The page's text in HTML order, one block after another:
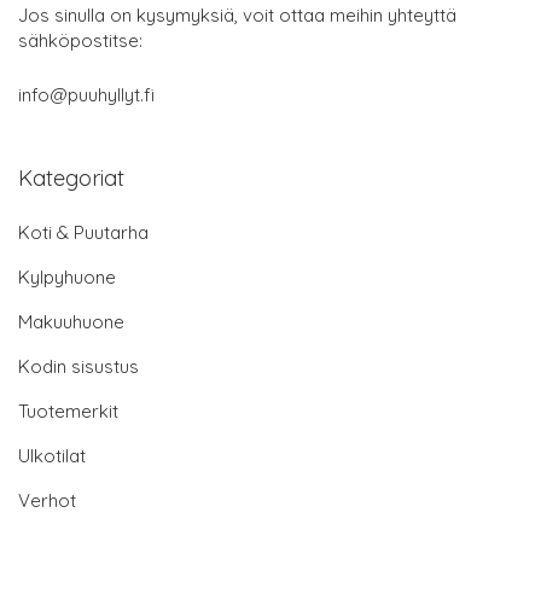
Jos sinulla on kysymyksiä, voit ottaa meihin yhteyttä
sähköpostitse:
info@puuhyllyt.fi
Kategoriat
Koti & Puutarha
Kylpyhuone
Makuuhuone
Kodin sisustus
Tuotemerkit
Ulkotilat
Verhot